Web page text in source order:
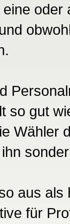
so gut
Wähler
aus
für